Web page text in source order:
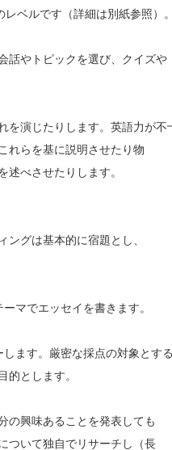
ベルです（詳細は別紙参照）
話やトピックを選び、クイズや
を演じたりします。英語力が不
れらを基に説明させたり物
べさせたりします。
グは基本的に宿題とし、
マでエッセイを書きます。
ます。厳密な採点の対象とす
的とします。
の興味あることを発表しても
ついて独自でリサーチし（長